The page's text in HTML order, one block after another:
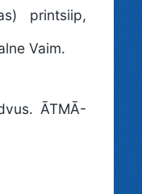
printsiip,
Vaim.
ĀTMĀ-